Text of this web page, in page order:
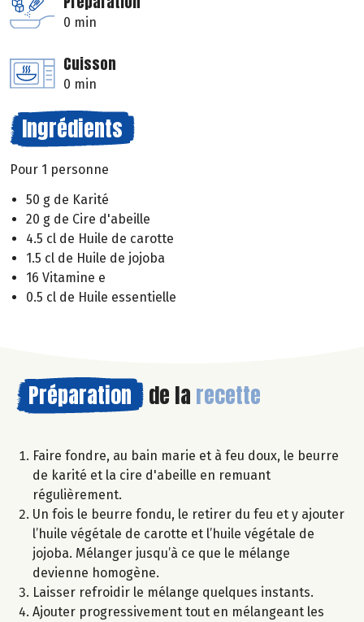
0 min
Cuisson
0 min
Ingrédients
Pour 1 personne
50 g de Karité
20 g de Cire d'abeille
4.5 cl de Huile de carotte
1.5 cl de Huile de jojoba
16 Vitamine e
0.5 cl de Huile essentielle
Préparation de la recette
Faire fondre, au bain marie et à feu doux, le beurre
de karité et la cire d'abeille en remuant
régulièrement.
Un fois le beurre fondu, le retirer du feu et y ajouter
l’huile végétale de carotte et l’huile végétale de
jojoba. Mélanger jusqu’à ce que le mélange
devienne homogène.
Laisser refroidir le mélange quelques instants.
Ajouter progressivement tout en mélangeant les